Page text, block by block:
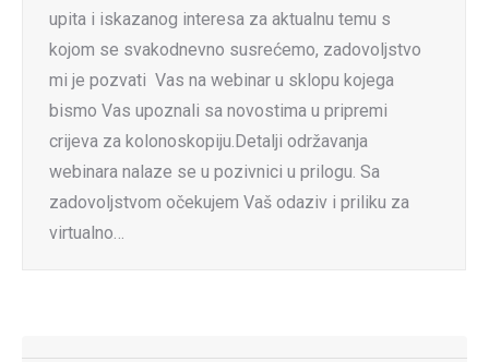
upita i iskazanog interesa za aktualnu temu s
kojom se svakodnevno susrećemo, zadovoljstvo
mi je pozvati Vas na webinar u sklopu kojega
bismo Vas upoznali sa novostima u pripremi
crijeva za kolonoskopiju.Detalji održavanja
webinara nalaze se u pozivnici u prilogu. Sa
zadovoljstvom očekujem Vaš odaziv i priliku za
virtualno…